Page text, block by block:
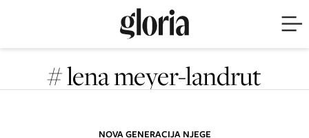
# lena meyer-landrut
NOVA GENERACIJA NJEGE